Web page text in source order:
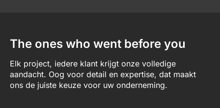
The ones who went before you
Elk project, iedere klant krijgt onze volledige
aandacht. Oog voor detail en expertise, dat maakt
ons de juiste keuze voor uw onderneming.